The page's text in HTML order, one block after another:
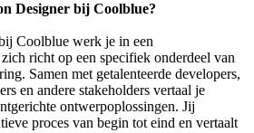
Designer bij Coolblue?
Coolblue werk je in een
richt op een specifiek onderdeel van
Samen met getalenteerde developers,
en andere stakeholders vertaal je
ontwerpoplossingen. Jij
proces van begin tot eind en vertaalt